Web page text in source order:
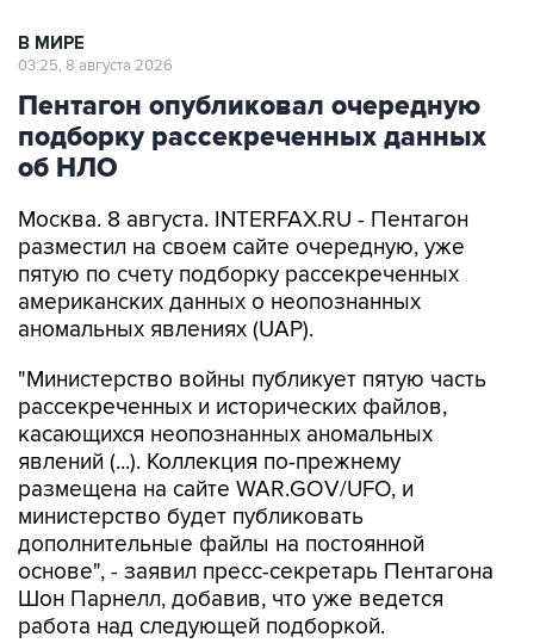
В МИРЕ
03:25, 8 августа 2026
Пентагон опубликовал очередную
подборку рассекреченных данных
об НЛО
Москва. 8 августа. INTERFAX.RU - Пентагон
разместил на своем сайте очередную, уже
пятую по счету подборку рассекреченных
американских данных о неопознанных
аномальных явлениях (UAP).
"Министерство войны публикует пятую часть
рассекреченных и исторических файлов,
касающихся неопознанных аномальных
явлений (...). Коллекция по-прежнему
размещена на сайте WAR.GOV/UFO, и
министерство будет публиковать
дополнительные файлы на постоянной
основе", - заявил пресс-секретарь Пентагона
Шон Парнелл, добавив, что уже ведется
работа над следующей подборкой.